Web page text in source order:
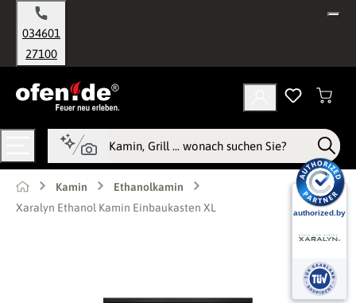
springen
034601
27100
Kamin
Ethanolkamin
Xaralyn Ethanol Kamin Einbaukasten XL